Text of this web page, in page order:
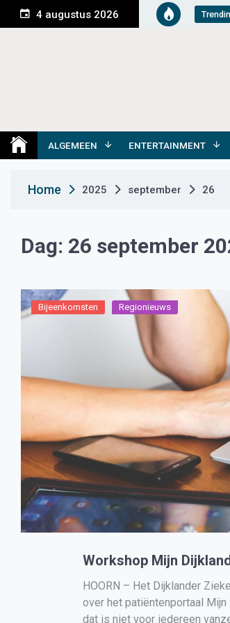
n
e
4 augustus 2026
Medemblik Actueel
ALGEMEEN ENTERTAINMENT
Home 2025 september 26
Dag: 26 september
Bijeenkomsten Regionieuws
Workshop Mijn
HOORN – Het Dijklander
over het patiëntenportaal
dat is niet voor iedereen